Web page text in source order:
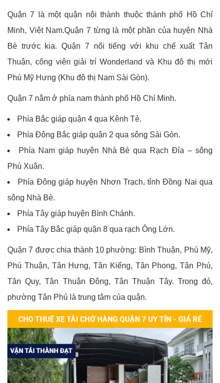
Quận 7 là một quận nội thành thuộc thành phố Hồ Chí
Minh, Việt Nam.Quận 7 từng là một phần của huyện Nhà
Bè trước kia. Quận 7 nổi tiếng với khu chế xuất Tân
Thuận, công viên giải trí Wonderland và Khu đô thị mới
Phú Mỹ Hưng (Khu đô thị Nam Sài Gòn).
Quận 7 nằm ở phía nam thành phố Hồ Chí Minh.
Phía Bắc giáp quận 4 qua Kênh Tẻ.
Phía Đông Bắc giáp quận 2 qua sông Sài Gòn.
Phía Nam giáp huyện Nhà Bè qua Rạch Đỉa – sông
Phú Xuân.
Phía Đông giáp huyện Nhơn Trạch, tỉnh Đồng Nai qua
sông Nhà Bè.
Phía Tây giáp huyện Bình Chánh.
Phía Tây Bắc giáp quận 8 qua rạch Ông Lớn.
Quận 7 được chia thành 10 phường: Bình Thuận, Phú Mỹ,
Phú Thuận, Tân Hưng, Tân Kiểng, Tân Phong, Tân Phú,
Tân Quy, Tân Thuận Đông, Tân Thuận Tây. Trong đó,
phường Tân Phú là trung tâm của quận.